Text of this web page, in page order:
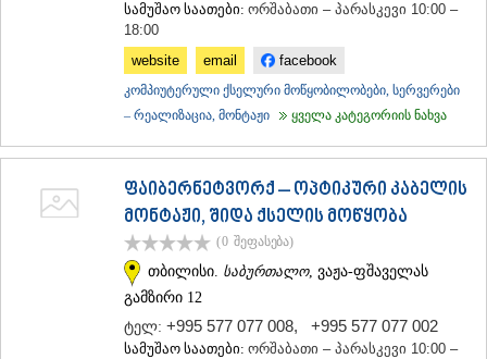
სამუშაო საათები: ორშაბათი – პარასკევი 10:00 –
18:00
website
email facebook
კომპიუტერული ქსელური მოწყობილობები, სერვერები
– რეალიზაცია, მონტაჟი
ყველა კატეგორიის ნახვა
ფაიბერნეტვორქ – ოპტიკური კაბელის
მონტაჟი, შიდა ქსელის მოწყობა
(0 შეფასება)
თბილისი. საბურთალო, ვაჟა-ფშაველას
გამზირი 12
ტელ: +995 577 077 008, +995 577 077 002
სამუშაო საათები: ორშაბათი – პარასკევი 10:00 –